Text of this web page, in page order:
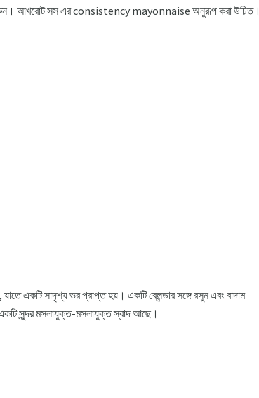
করুন। আখরোট সস এর consistency mayonnaise অনুরূপ করা উচিত।
একটি সাদৃশ্য ভর প্রাপ্ত হয়। একটি ব্লেন্ডার সঙ্গে রসুন এবং বাদাম
সুন্দর মসলাযুক্ত-মসলাযুক্ত স্বাদ আছে।